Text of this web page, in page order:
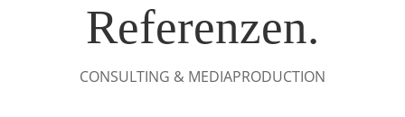
Referenzen.
CONSULTING & MEDIAPRODUCTION